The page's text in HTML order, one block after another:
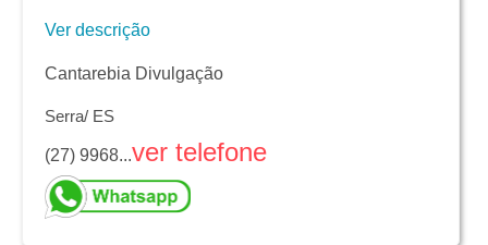
Ver descrição
Cantarebia Divulgação
Serra/ ES
(27) 9968...ver telefone